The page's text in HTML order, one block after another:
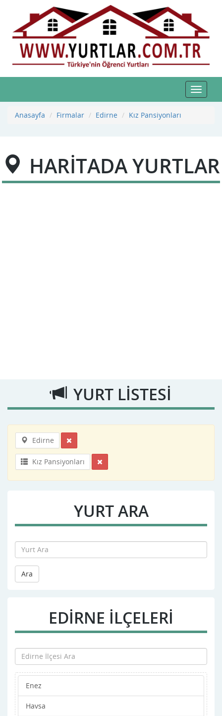
Toggle
Anasayfa
Firmalar Edirne Kız Pansiyonları
HARİTADA YURTLAR
YURT LİSTESİ
Edirne
Kız Pansiyonları
YURT ARA
Ara
EDIRNE İLÇELERİ
Enez
Havsa